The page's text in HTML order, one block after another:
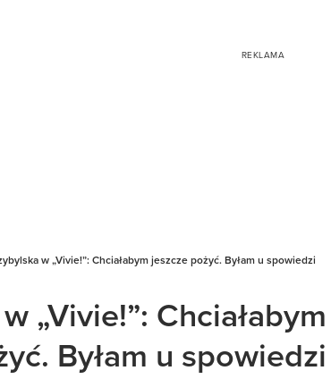
w „Vivie!”: Chciałabym jeszcze pożyć. Byłam u spowiedzi
„Vivie!”: Chciałabym
Byłam u spowiedzi